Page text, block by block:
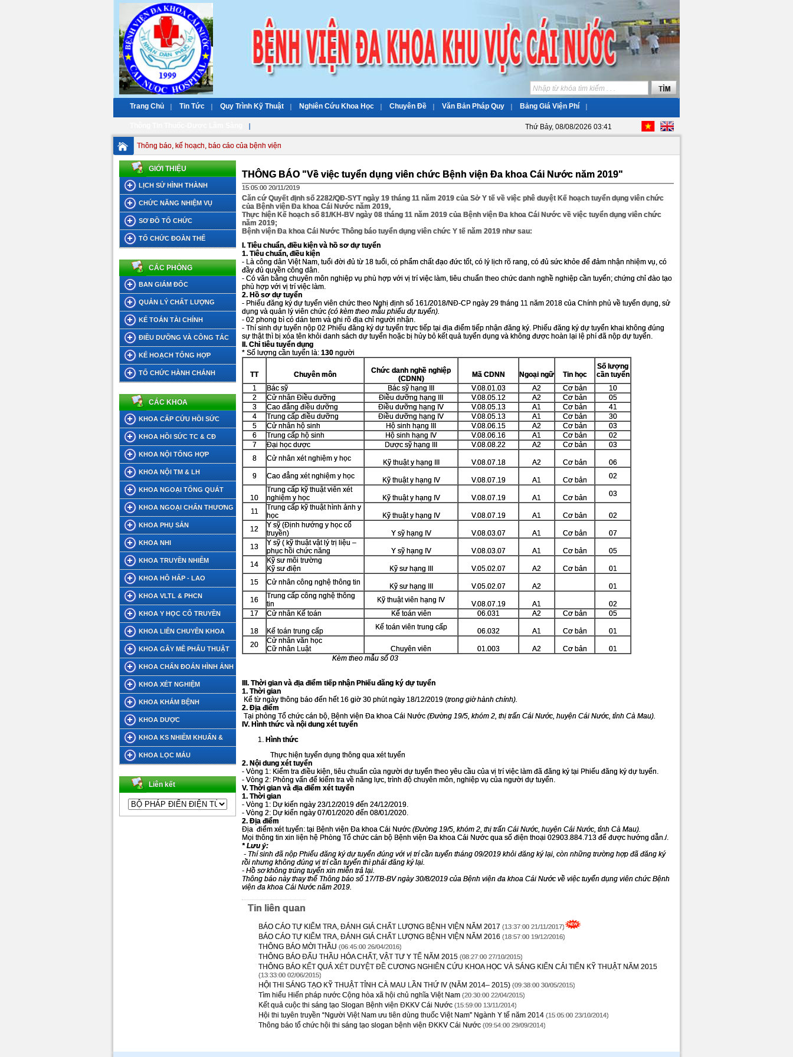
Trang Chủ Tin Tức Quy Trình Kỹ Thuật Nghiên Cứu Khoa Học Chuyên Đề Văn Bản Pháp Quy Bảng Giá Viện Phí
Thứ Bảy, 08/08/2026 03:41
Thông báo, kế hoạch, báo cáo của bệnh viện
GIỚI THIỆU
LỊCH SỬ HÌNH THÀNH
CHỨC NĂNG NHIỆM VỤ
SƠ ĐỒ TỔ CHỨC
TỔ CHỨC ĐOÀN THỂ
CÁC PHÒNG
BAN GIÁM ĐỐC
QUẢN LÝ CHẤT LƯỢNG
KẾ TOÁN TÀI CHÍNH
ĐIỀU DƯỠNG VÀ CÔNG TÁC
XÃ HỘI
KẾ HOẠCH TỔNG HỢP
TỔ CHỨC HÀNH CHÁNH
CÁC KHOA
KHOA CẤP CỨU HỒI SỨC
KHOA HỒI SỨC TC & CĐ
KHOA NỘI TỔNG HỢP
KHOA NỘI TM & LH
KHOA NGOẠI TỔNG QUÁT
KHOA NGOẠI CHẤN THƯƠNG
KHOA PHỤ SẢN
KHOA NHI
KHOA TRUYỀN NHIỄM
KHOA HÔ HẤP - LAO
KHOA VLTL & PHCN
KHOA Y HỌC CỔ TRUYỀN
KHOA LIÊN CHUYÊN KHOA
KHOA GÂY MÊ PHẨU THUẬT
KHOA CHẨN ĐOÁN HÌNH ẢNH
KHOA XÉT NGHIỆM
KHOA KHÁM BỆNH
KHOA DƯỢC
KHOA KS NHIỄM KHUẨN &
DINH DƯỠNG TIẾT CHẾ
KHOA LỌC MÁU
Liên kết
THÔNG BÁO "Về việc tuyển dụng viên chức Bệnh viện Đa khoa Cái Nước năm 2019"
15:05:00 20/11/2019
Căn cứ Quyết định số 2282/QĐ-SYT ngày 19 tháng 11 năm 2019 của Sở Y tế về việc phê duyệt Kế hoạch tuyển dụng viên chức
của Bệnh viện Đa khoa Cái Nước năm 2019,
Thực hiện Kế hoạch số 81/KH-BV ngày 08 tháng 11 năm 2019 của Bệnh viện Đa khoa Cái Nước về việc tuyển dụng viên chức
năm 2019;
Bệnh viện Đa khoa Cái Nước Thông báo tuyển dụng viên chức Y tế năm 2019 như sau:
I. Tiêu chuẩn, điều kiện và hồ sơ dự tuyển
1. Tiêu chuẩn, điều kiện
- Là công dân Việt Nam, tuổi đời đủ từ 18 tuổi, có phẩm chất đạo đức tốt, có lý lịch rõ rang, có đủ sức khỏe để đảm nhận nhiệm vụ, có
đầy đủ quyền công dân.
- Có văn bằng chuyên môn nghiệp vụ phù hợp với vị trí việc làm, tiêu chuẩn theo chức danh nghề nghiệp cần tuyển; chứng chỉ đào tạo
phù hợp với vị trí việc làm.
2. Hồ sơ dự tuyển
- Phiếu đăng ký dự tuyển viên chức theo Nghị định số 161/2018/NĐ-CP ngày 29 tháng 11 năm 2018 của Chính phủ về tuyển dụng, sử
dụng và quản lý viên chức (có kèm theo mẫu phiếu dự tuyển).
- 02 phong bì có dán tem và ghi rõ địa chỉ người nhận.
- Thí sinh dự tuyển nộp 02 Phiếu đăng ký dự tuyển trực tiếp tại địa điểm tiếp nhận đăng ký. Phiếu đăng ký dự tuyển khai không đúng
sự thật thì bị xóa tên khỏi danh sách dự tuyển hoặc bị hủy bỏ kết quả tuyển dụng và không được hoàn lại lệ phí đã nộp dự tuyển.
II. Chỉ tiêu tuyển dụng
* Số lượng cần tuyển là: 130 người
TT Chuyên môn
Chức danh nghề nghiệp
(CDNN)
Mã CDNN Ngoại ngữ Tin học
Số lượng
cần tuyển
1
Bác sỹ Bác sỹ hạng III V.08.01.03 A2 Cơ bản
10
2
Cử nhân Điều dưỡng Điều dưỡng hạng III V.08.05.12 A2 Cơ bản
05
3
Cao đẳng điều dưỡng Điều dưỡng hạng IV V.08.05.13 A1 Cơ bản
41
4
Trung cấp điều dưỡng Điều dưỡng hạng IV V.08.05.13 A1 Cơ bản
30
5
Cử nhân hộ sinh Hộ sinh hạng III V.08.06.15 A2 Cơ bản
03
6
Trung cấp hộ sinh Hộ sinh hạng IV V.08.06.16 A1 Cơ bản
02
7
Đại học dược Dược sỹ hạng III V.08.08.22 A2 Cơ bản
03
8
Cử nhân xét nghiệm y học Kỹ thuật y hạng III V.08.07.18 A2 Cơ bản
06
9
Cao đẳng xét nghiệm y học Kỹ thuật y hạng IV V.08.07.19 A1 Cơ bản 02
10
Trung cấp kỹ thuật viên xét
nghiệm y học
Kỹ thuật y hạng IV V.08.07.19 A1 Cơ bản 03
11
Trung cấp kỹ thuật hình ảnh y
học
Kỹ thuật y hạng IV V.08.07.19 A1 Cơ bản
02
12
Y sỹ (Định hướng y học cổ
truyền)
Y sỹ hạng IV V.08.03.07 A1 Cơ bản
07
13
Y sỹ ( kỹ thuật vật lý trị liệu –
phục hồi chức năng
Y sỹ hạng IV V.08.03.07 A1 Cơ bản
05
14
Kỹ sư môi trường
Kỹ sư điện
Kỹ sư hạng III V.05.02.07 A2 Cơ bản
01
15
Cử nhân công nghệ thông tin Kỹ sư hạng III V.05.02.07 A2
01
16
Trung cấp công nghệ thông
tin
Kỹ thuật viên hạng IV V.08.07.19 A1
02
17
Cử nhân Kế toán Kế toán viên 06.031 A2 Cơ bản 05
18 Kế toán trung cấp Kế toán viên trung cấp 06.032 A1 Cơ bản
01
20
Cử nhân văn học
Cữ nhân Luật
Chuyên viên 01.003 A2 Cơ bản
01
Kèm theo mẫu số 03
III. Thời gian và địa điểm tiếp nhận Phiếu đăng ký dự tuyển
1. Thời gian
Kể từ ngày thông báo đến hết 16 giờ 30 phút ngày 18/12/2019 (trong giờ hành chính).
2. Địa điểm
Tại phòng Tổ chức cán bộ, Bệnh viện Đa khoa Cái Nước (Đường 19/5, khóm 2, thị trấn Cái Nước, huyện Cái Nước, tỉnh Cà Mau).
IV. Hình thức và nội dung xét tuyển
Hình thức
Thực hiện tuyển dụng thông qua xét tuyển
2. Nội dung xét tuyển
- Vòng 1: Kiểm tra điều kiện, tiêu chuẩn của người dự tuyển theo yêu cầu của vị trí việc làm đã đăng ký tại Phiếu đăng ký dự tuyển.
- Vòng 2: Phỏng vấn để kiểm tra về năng lực, trình độ chuyên môn, nghiệp vụ của người dự tuyển.
V. Thời gian và địa điểm xét tuyển
1. Thời gian
- Vòng 1: Dự kiến ngày 23/12/2019 đến 24/12/2019.
- Vòng 2: Dự kiến ngày 07/01/2020 đến 08/01/2020.
2. Địa điểm
Địa điểm xét tuyển: tại Bệnh viện Đa khoa Cái Nước (Đường 19/5, khóm 2, thị trấn Cái Nước, huyện Cái Nước, tỉnh Cà Mau).
Mọi thông tin xin liện hệ Phòng Tổ chức cán bộ Bệnh viện Đa khoa Cái Nước qua số điện thoại 02903.884.713 để được hướng dẫn./.
* Lưu ý:
- Thí sinh đã nộp Phiếu đăng ký dự tuyển đúng với vị trí cần tuyển tháng 09/2019 khỏi đăng ký lại, còn những trường hợp đã đăng ký
rồi nhưng không đúng vị trí cần tuyển thì phải đăng ký lại.
- Hồ sơ không trúng tuyển xin miễn trả lại.
Thông báo này thay thế Thông báo số 17/TB-BV ngày 30/8/2019 của Bệnh viện đa khoa Cái Nước về việc tuyển dụng viên chức Bệnh
viện đa khoa Cái Nước năm 2019.
Tin liên quan
BÁO CÁO TỰ KIỂM TRA, ĐÁNH GIÁ CHẤT LƯỢNG BỆNH VIỆN NĂM 2017 (13:37:00 21/11/2017)
BÁO CÁO TỰ KIỂM TRA, ĐÁNH GIÁ CHẤT LƯỢNG BỆNH VIỆN NĂM 2016 (18:57:00 19/12/2016)
THÔNG BÁO MỜI THẦU (06:45:00 26/04/2016)
THÔNG BÁO ĐẤU THẦU HÓA CHẤT, VẬT TƯ Y TẾ NĂM 2015 (08:27:00 27/10/2015)
THÔNG BÁO KẾT QUẢ XÉT DUYỆT ĐỀ CƯƠNG NGHIÊN CỨU KHOA HỌC VÀ SÁNG KIẾN CẢI TIẾN KỸ THUẬT NĂM 2015
(13:33:00 02/06/2015)
HỘI THI SÁNG TẠO KỸ THUẬT TỈNH CÀ MAU LẦN THỨ IV (NĂM 2014– 2015) (09:38:00 30/05/2015)
Tìm hiểu Hiến pháp nước Cộng hòa xã hội chủ nghĩa Việt Nam (20:30:00 22/04/2015)
Kết quả cuộc thi sáng tạo Slogan Bệnh viện ĐKKV Cái Nước (15:59:00 13/11/2014)
Hội thi tuyên truyền “Người Việt Nam ưu tiên dùng thuốc Việt Nam” Ngành Y tế năm 2014 (15:05:00 23/10/2014)
Thông báo tổ chức hội thi sáng tạo slogan bệnh viện ĐKKV Cái Nước (09:54:00 29/09/2014)